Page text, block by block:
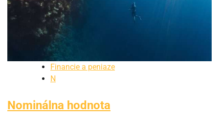
Financie a peniaze
N
Nominálna hodnota